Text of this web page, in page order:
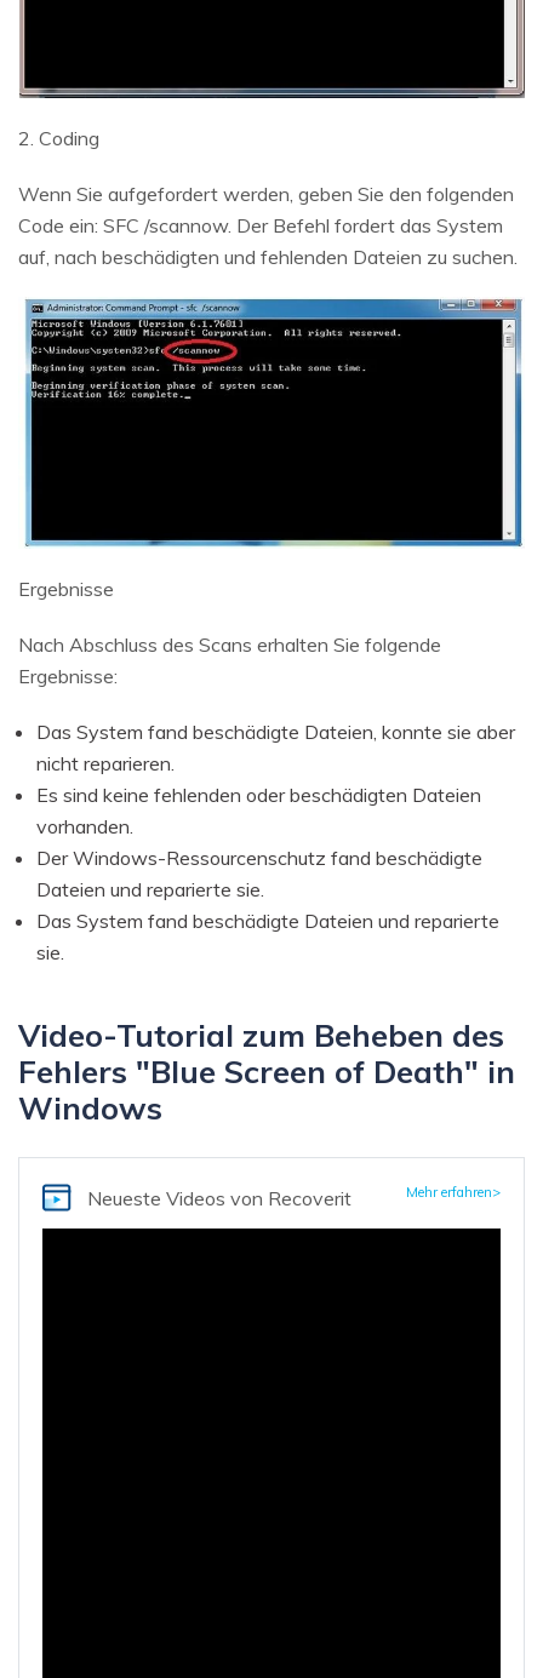
2. Coding
Wenn Sie aufgefordert werden, geben Sie den folgenden
Code ein: SFC /scannow. Der Befehl fordert das System
auf, nach beschädigten und fehlenden Dateien zu suchen.
Ergebnisse
Nach Abschluss des Scans erhalten Sie folgende
Ergebnisse:
Das System fand beschädigte Dateien, konnte sie aber
nicht reparieren.
Es sind keine fehlenden oder beschädigten Dateien
vorhanden.
Der Windows-Ressourcenschutz fand beschädigte
Dateien und reparierte sie.
Das System fand beschädigte Dateien und reparierte
sie.
Video-Tutorial zum Beheben des
Fehlers "Blue Screen of Death" in
Windows
Neueste Videos von Recoverit Mehr erfahren>